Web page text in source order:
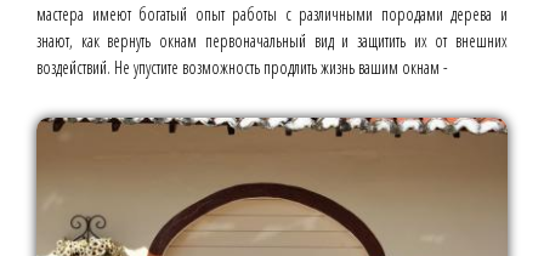
мастера имеют богатый опыт работы с различными породами дерева и
знают, как вернуть окнам первоначальный вид и защитить их от внешних
воздействий. Не упустите возможность продлить жизнь вашим окнам -